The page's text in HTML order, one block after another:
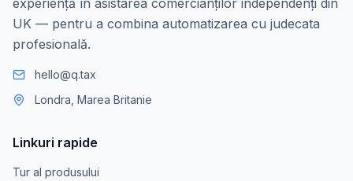
experiență în asistarea comercianților independenți din
UK — pentru a combina automatizarea cu judecata
profesională.
hello@q.tax
Londra, Marea Britanie
Linkuri rapide
Tur al produsului